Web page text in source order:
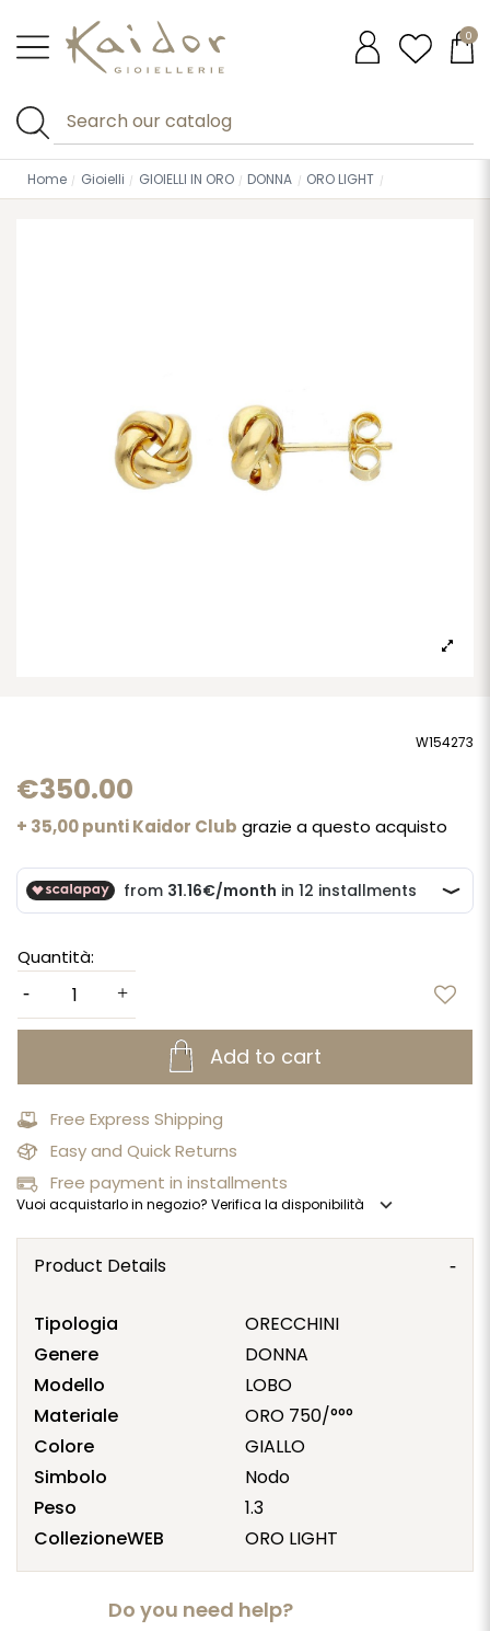
0
Home Gioielli GIOIELLI IN ORO DONNA ORO LIGHT
W154273
€350.00
+ 35,00 punti Kaidor Club grazie a questo acquisto
Quantità:
Add to cart
Free Express Shipping
Easy and Quick Returns
Free payment in installments
Vuoi acquistarlo in negozio? Verifica la disponibilità expand_more
Product Details
Tipologia
ORECCHINI
Genere
DONNA
Modello
LOBO
Materiale
ORO 750/°°°
Colore
GIALLO
Simbolo
Nodo
Peso
1.3
CollezioneWEB
ORO LIGHT
Do you need help?